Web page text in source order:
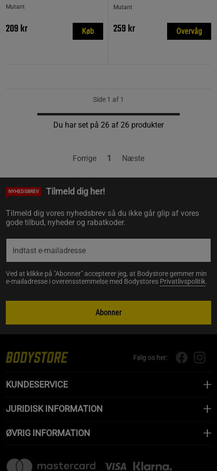
Mutant
209 kr Køb
Mutant
259 kr Overvåg
Side 1 af 1
Du har set på 26 af 26 produkter
Forrige 1 Næste
NYHEDSBREV Tilmeld dig her!
Tilmeld dig vores nyhedsbrev så du ikke går glip af vores
gode tilbud, nyheder og rabatkoder.
Ved at klikke på "Abonner" accepterer jeg, at Bodystore gemmer min
e-mailadresse i overensstemmelse med Bodystores Privatlivspolitik.
Abonner
Følg os her:
KUNDESERVICE
JURIDISK INFORMATION
ØVRIG INFORMATION